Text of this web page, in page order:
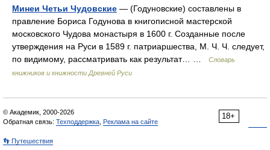
Минеи Четьи Чудовские — (Годуновские) составлены в
правление Бориса Годунова в книгописной мастерской
московского Чудова монастыря в 1600 г. Созданные после
утверждения на Руси в 1589 г. патриаршества, М. Ч. Ч. следует,
по видимому, рассматривать как результат… …
Словарь
книжников и книжности Древней Руси
18+
© Академик, 2000-2026
Обратная связь: Техподдержка Реклама на сайте
👣 Путешествия